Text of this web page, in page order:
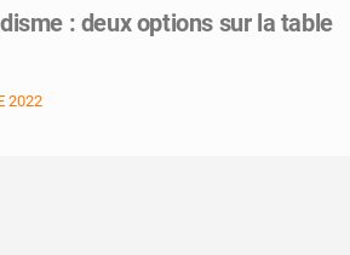
: deux options sur la table
2022